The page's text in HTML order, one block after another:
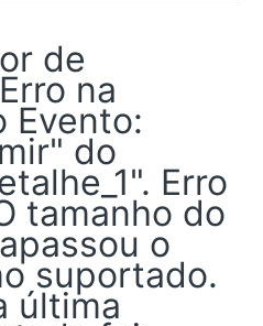
de
na
Evento:
do
Erro
tamanho do
o
suportado.
última